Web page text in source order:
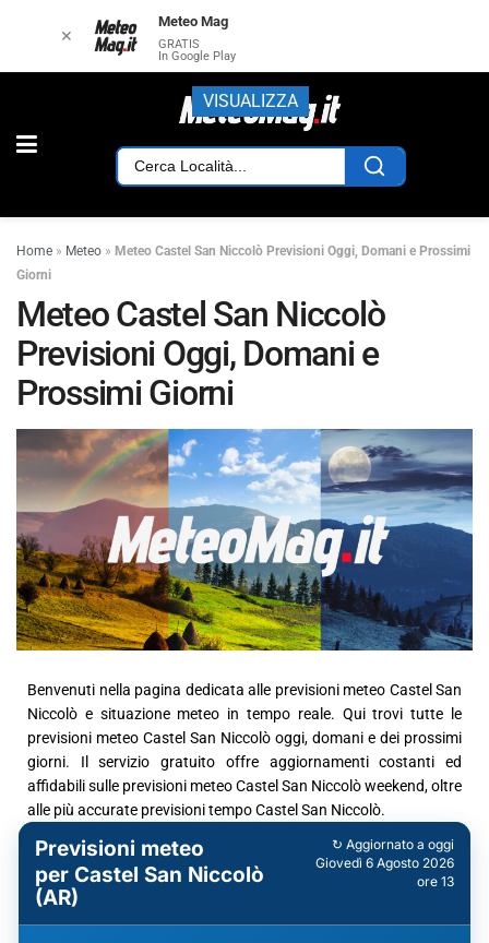
Home » Meteo » Meteo Castel San Niccolò Previsioni Oggi, Domani e Prossimi
Giorni
Meteo Castel San Niccolò
Previsioni Oggi, Domani e
Prossimi Giorni
Benvenuti nella pagina dedicata alle previsioni meteo Castel San
Niccolò e situazione meteo in tempo reale. Qui trovi tutte le
previsioni meteo Castel San Niccolò oggi, domani e dei prossimi
giorni. Il servizio gratuito offre aggiornamenti costanti ed
affidabili sulle previsioni meteo Castel San Niccolò weekend, oltre
alle più accurate previsioni tempo Castel San Niccolò.
Previsioni meteo
per Castel San Niccolò
(AR)
↻ Aggiornato a oggi
Giovedì 6 Agosto 2026
ore 13
✕
Meteo Mag
GRATIS
In Google Play
VISUALIZZA